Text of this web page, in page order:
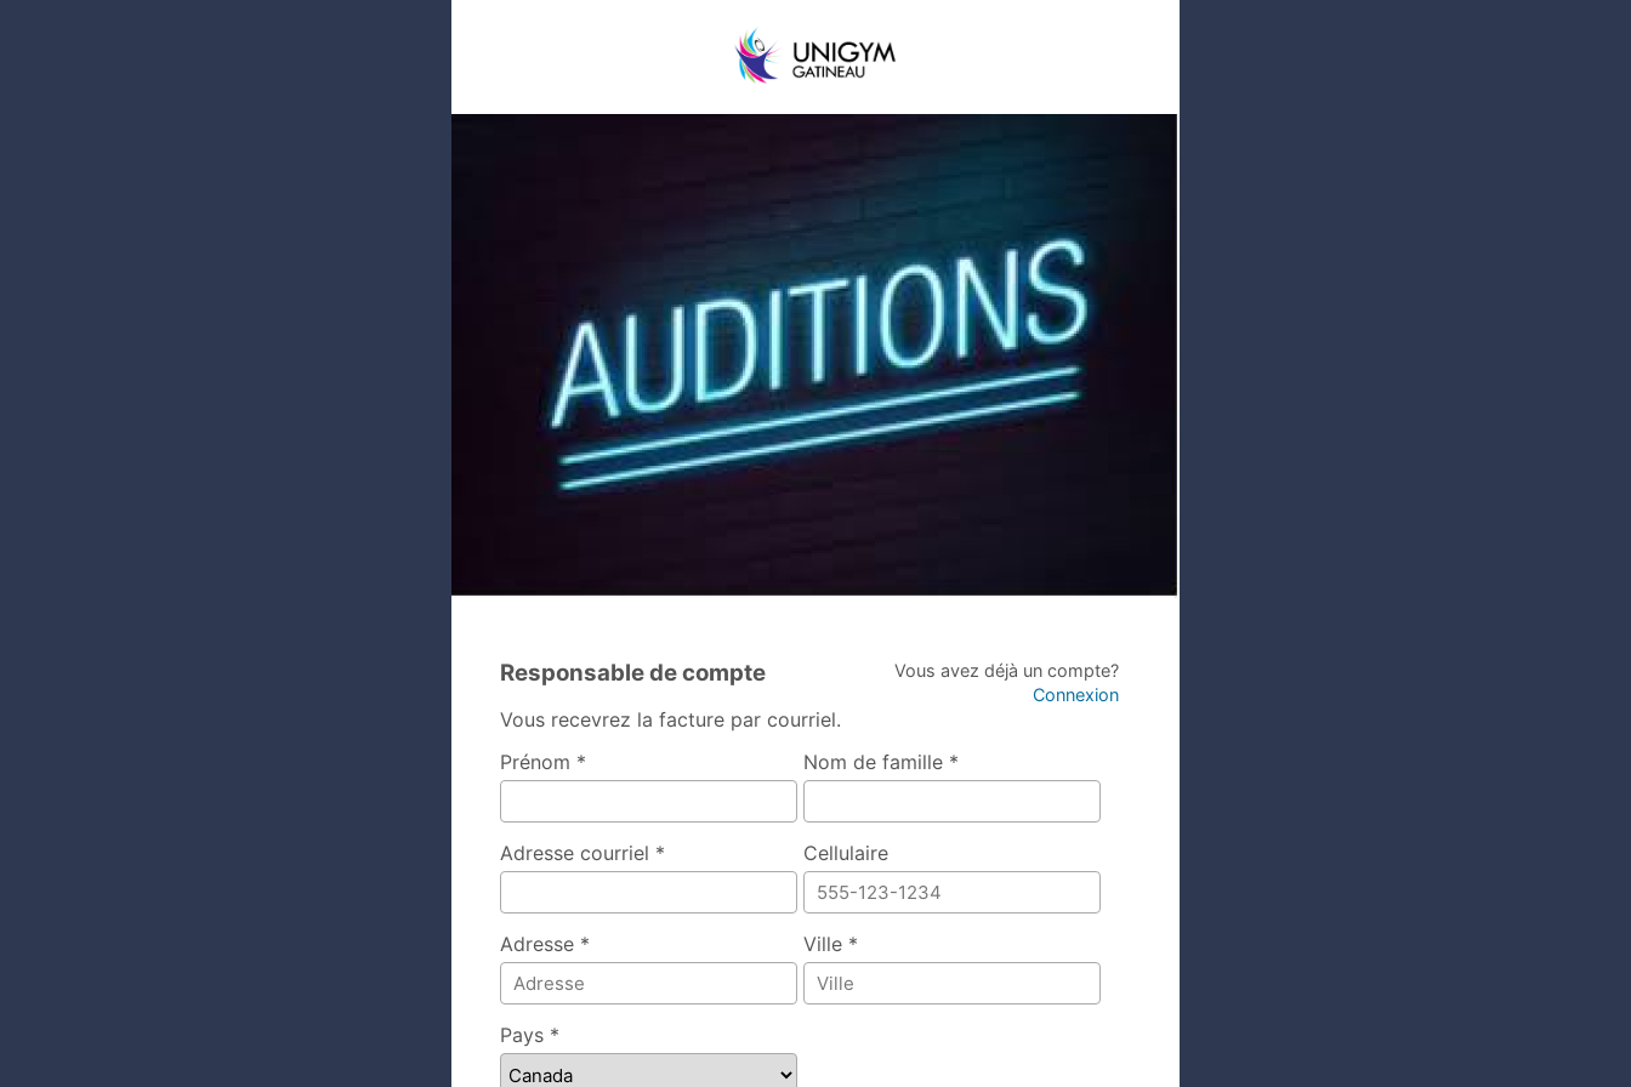
Responsable de compte
Vous avez déjà un compte?
Connexion
Vous recevrez la facture par courriel.
Prénom *
Nom de famille *
Adresse courriel * Cellulaire
Adresse * Ville *
Pays *